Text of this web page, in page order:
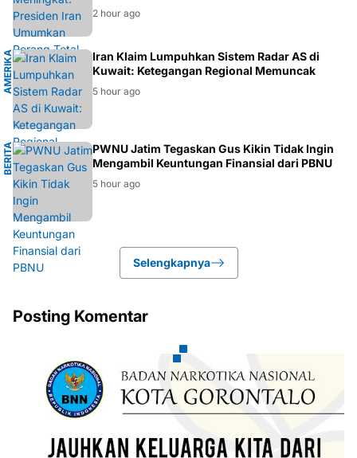
2 hour ago
A
M
E
R
I
K
A
S
E
R
I
K
AT
Iran Klaim Lumpuhkan Sistem Radar AS di
Kuwait: Ketegangan Regional Memuncak
5 hour ago
B
E
R
I
T
A
NU
PWNU Jatim Tegaskan Gus Kikin Tidak Ingin
Mengambil Keuntungan Finansial dari PBNU
5 hour ago
Selengkapnya
Posting Komentar